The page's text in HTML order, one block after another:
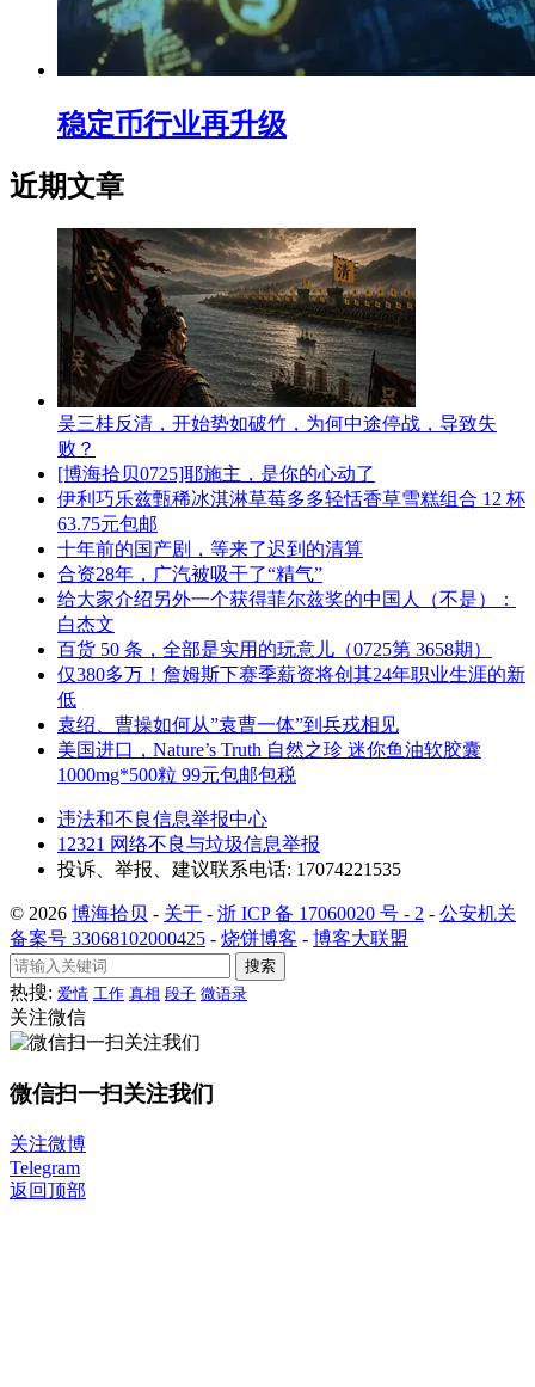
稳定币行业再升级
近期文章
吴三桂反清，开始势如破竹，为何中途停战，导致失
败？
[博海拾贝0725]耶施主，是你的心动了
伊利巧乐兹甄稀冰淇淋草莓多多轻恬香草雪糕组合 12 杯
63.75元包邮
十年前的国产剧，等来了迟到的清算
合资28年，广汽被吸干了“精气”
给大家介绍另外一个获得菲尔兹奖的中国人（不是）：
白杰文
百货 50 条，全部是实用的玩意儿（0725第 3658期）
仅380多万！詹姆斯下赛季薪资将创其24年职业生涯的新
低
袁绍、曹操如何从”袁曹一体”到兵戎相见
美国进口，Nature’s Truth 自然之珍 迷你鱼油软胶囊
1000mg*500粒 99元包邮包税
违法和不良信息举报中心
12321 网络不良与垃圾信息举报
投诉、举报、建议联系电话: 17074221535
© 2026 博海拾贝 - 关于 - 浙 ICP 备 17060020 号 - 2 - 公安机关
备案号 33068102000425 - 烧饼博客 - 博客大联盟
搜索
热搜: 爱情 工作 真相 段子 微语录
关注微信
微信扫一扫关注我们
关注微博
Telegram
返回顶部